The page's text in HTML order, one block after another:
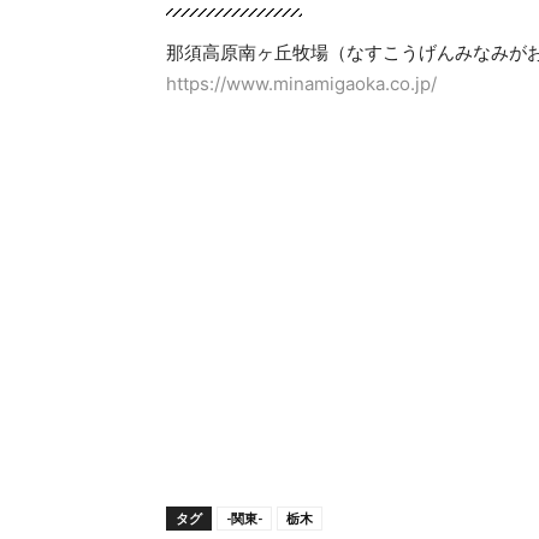
那須高原南ヶ丘牧場（なすこうげんみなみが
https://www.minamigaoka.co.jp/
タグ -関東- 栃木